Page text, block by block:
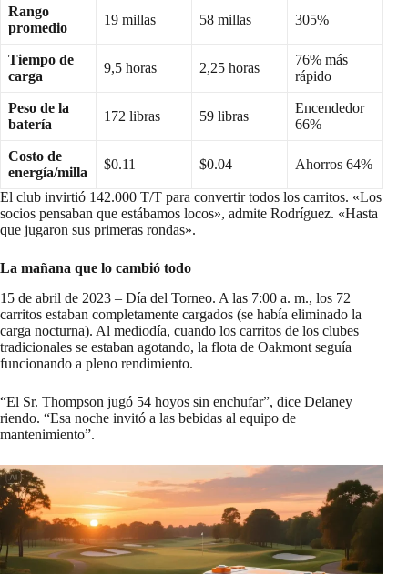
Rango
promedio
19 millas 58 millas 305%
Tiempo de
carga
9,5 horas 2,25 horas
76% más
rápido
Peso de la
batería
172 libras 59 libras
Encendedor
66%
Costo de
energía/milla
$0.11 $0.04 Ahorros 64%
El club invirtió 142.000 T/T para convertir todos los carritos. «Los
socios pensaban que estábamos locos», admite Rodríguez. «Hasta
que jugaron sus primeras rondas».
La mañana que lo cambió todo
15 de abril de 2023 – Día del Torneo. A las 7:00 a. m., los 72
carritos estaban completamente cargados (se había eliminado la
carga nocturna). Al mediodía, cuando los carritos de los clubes
tradicionales se estaban agotando, la flota de Oakmont seguía
funcionando a pleno rendimiento.
“El Sr. Thompson jugó 54 hoyos sin enchufar”, dice Delaney
riendo. “Esa noche invitó a las bebidas al equipo de
mantenimiento”.